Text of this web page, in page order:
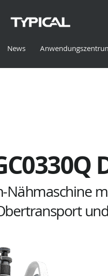
News
Nähmaschine